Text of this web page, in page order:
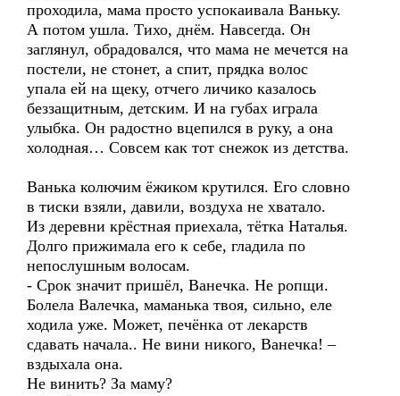
проходила, мама просто успокаивала Ваньку.
А потом ушла. Тихо, днём. Навсегда. Он
заглянул, обрадовался, что мама не мечется на
постели, не стонет, а спит, прядка волос
упала ей на щеку, отчего личико казалось
беззащитным, детским. И на губах играла
улыбка. Он радостно вцепился в руку, а она
холодная… Совсем как тот снежок из детства.
Ванька колючим ёжиком крутился. Его словно
в тиски взяли, давили, воздуха не хватало.
Из деревни крёстная приехала, тётка Наталья.
Долго прижимала его к себе, гладила по
непослушным волосам.
- Срок значит пришёл, Ванечка. Не ропщи.
Болела Валечка, маманька твоя, сильно, еле
ходила уже. Может, печёнка от лекарств
сдавать начала.. Не вини никого, Ванечка! –
вздыхала она.
Не винить? За маму?